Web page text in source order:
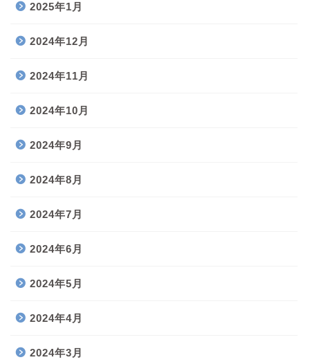
2025年1月
2024年12月
2024年11月
2024年10月
2024年9月
2024年8月
2024年7月
2024年6月
2024年5月
2024年4月
2024年3月